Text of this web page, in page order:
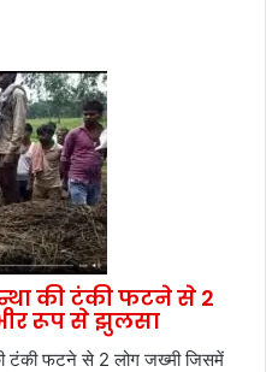
की टंकी फटने से 2
रूप से झुलसा
टंकी फटने से 2 लोग जख्मी जिसमें